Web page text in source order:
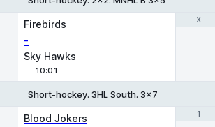
Χ
Firebirds
-
Sky Hawks
10:01
Χ
Short-hockey. 3HL South. 3x7
1
Blood Jokers 1